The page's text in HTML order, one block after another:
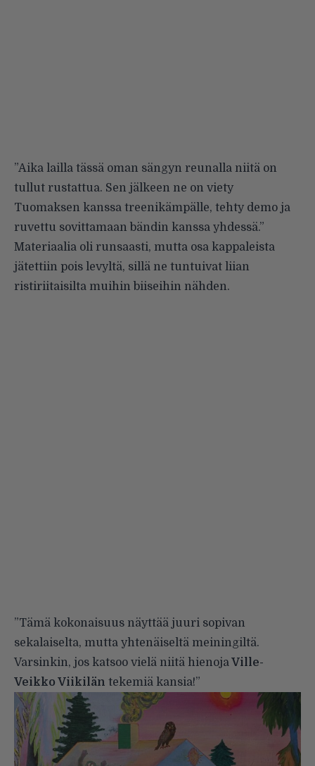
”Aika lailla tässä oman sängyn reunalla niitä on
tullut rustattua. Sen jälkeen ne on viety
Tuomaksen kanssa treenikämpälle, tehty demo ja
ruvettu sovittamaan bändin kanssa yhdessä.”
Materiaalia oli runsaasti, mutta osa kappaleista
jätettiin pois levyltä, sillä ne tuntuivat liian
ristiriitaisilta muihin biiseihin nähden.
”Tämä kokonaisuus näyttää juuri sopivan
sekalaiselta, mutta yhtenäiseltä meiningiltä.
Varsinkin, jos katsoo vielä niitä hienojaVille-
Veikko Viikilän tekemiä kansia!”